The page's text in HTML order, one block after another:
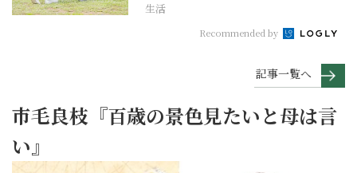
生活
Recommended by
記事一覧へ
市毛良枝『百歳の景色見たいと母は言
い』